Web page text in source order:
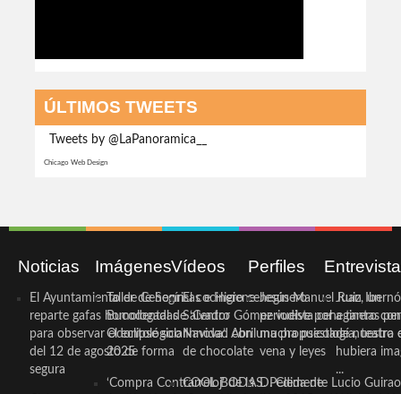
ÚLTIMOS TWEETS
Tweets by @LaPanoramica__
Chicago Web Design
Noticias
El Ayuntamiento de Cehegín
reparte gafas homologadas
para observar el eclipse solar
del 12 de agosto de forma
segura
Imágenes
Taller de Sonrisas e Higiene
Bucodental de ‘Centro
Odontológico Innova’. Abril
2025
‘Compra Contrarreloj’ de la
Vídeos
El cocinero ceheginero
Salvador Gómez vuelve por
Navidad con una propuesta
de chocolate
COOL BODAS. Pedida de
Perfiles
Jesús Manuel Ruiz, un
periodista ceheginero con
mucha psicología, teatro
vena y leyes
D. Clemente Lucio Guirao
Juan
a tantas
de nuestra
hubiera
...